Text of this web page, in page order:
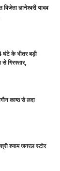
ज्ञानेश्वरी यादव
घंटे के भीतर बड़ी
गिरफ्तार,
काष्ठ से लदा
श्याम जनरल स्टोर